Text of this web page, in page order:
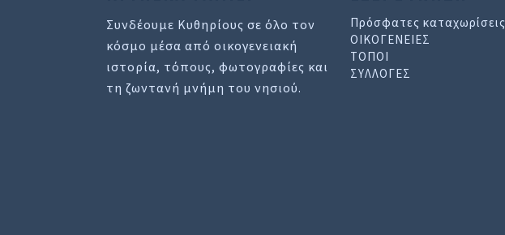
Συνδέουμε Κυθηρίους σε όλο τον
κόσμο μέσα από οικογενειακή
ιστορία, τόπους, φωτογραφίες και
τη ζωντανή μνήμη του νησιού.
Πρόσφατες καταχωρίσεις
ΟΙΚΟΓΕΝΕΙΕΣ
ΤΟΠΟΙ
ΣΥΛΛΟΓΕΣ